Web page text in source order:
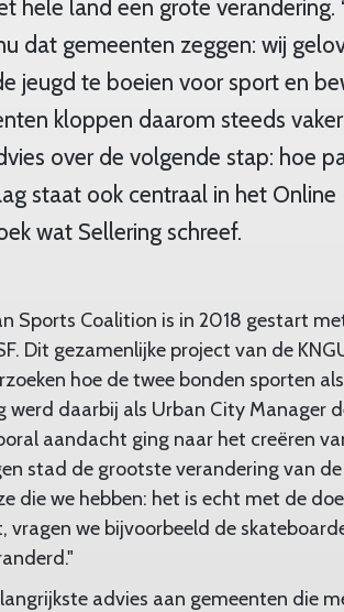
hele land een grote
dat gemeenten zeggen: wij
jeugd te boeien voor sport en
kloppen daarom steeds
over de volgende stap: hoe
staat ook centraal in het
wat Sellering schreef.
Sports Coalition is in 2018 gestart
Dit gezamenlijke project van de
hoe de twee bonden sporten
werd daarbij als Urban City Manager
aandacht ging naar het creëren
stad de grootste verandering van
die we hebben: het is echt met de
vragen we bijvoorbeeld de
advies aan gemeenten die